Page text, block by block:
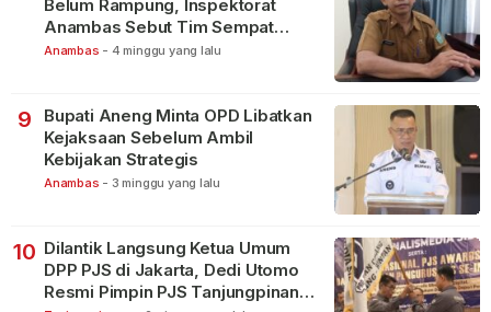
Belum Rampung, Inspektorat
Anambas Sebut Tim Sempat
Terbagi Tangani Kasus Lain
Anambas - 4 minggu yang lalu
9
Bupati Aneng Minta OPD Libatkan
Kejaksaan Sebelum Ambil
Kebijakan Strategis
Anambas - 3 minggu yang lalu
10 Dilantik Langsung Ketua Umum
DPP PJS di Jakarta, Dedi Utomo
Resmi Pimpin PJS Tanjungpinang-